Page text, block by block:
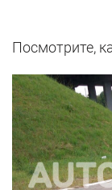
Посмотрите,